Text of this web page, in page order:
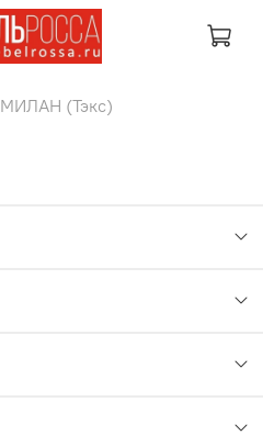
МИЛАН (Тэкс)